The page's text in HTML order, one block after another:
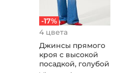
-17%
4 цвета
Джинсы прямого
кроя с высокой
посадкой, голубой